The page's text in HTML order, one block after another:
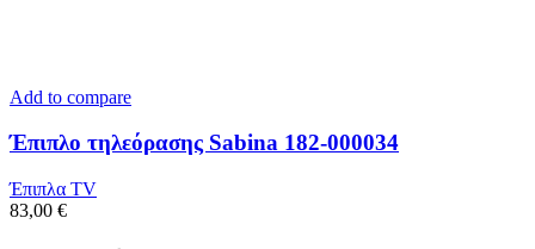
Add to compare
Έπιπλο τηλεόρασης Sabina 182-000034
Έπιπλα TV
83,00 €